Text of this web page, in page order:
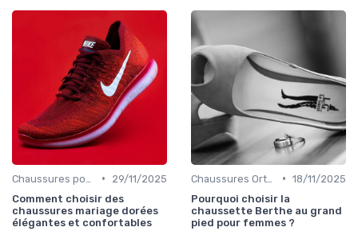
•
29/11/2025
Comment choisir des
chaussures mariage dorées
élégantes et confortables
• 18/11/2025
Pourquoi choisir la
chaussette Berthe au grand
pied pour femmes ?